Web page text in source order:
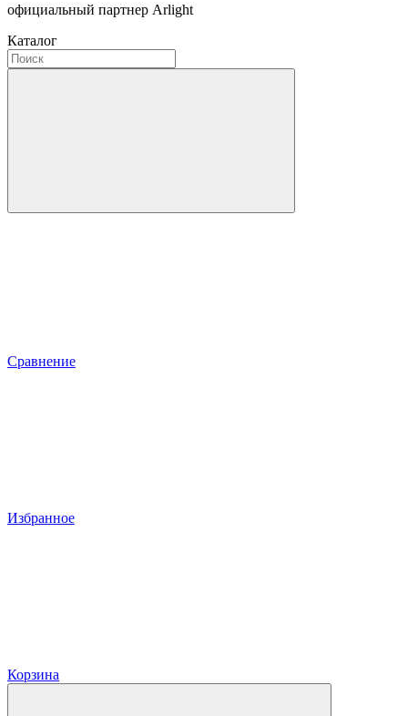
официальный партнер Arlight
Каталог
Сравнение
Избранное
Корзина